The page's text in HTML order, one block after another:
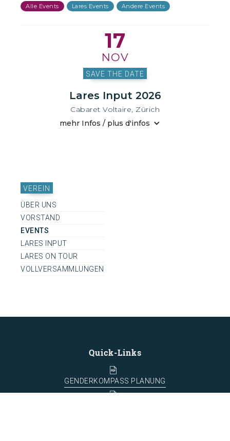
Alle Events Lares Events Andere Events
17
NOV
SAVE THE DATE
Lares Input 2026
Cabaret Voltaire, Zürich
mehr Infos / plus d'infos
VEREIN
ÜBER UNS
VORSTAND
EVENTS
LARES INPUT
LARES ON TOUR
VOLLVERSAMMLUNGEN
Quick-Links
GENDERKOMPASS PLANUNG